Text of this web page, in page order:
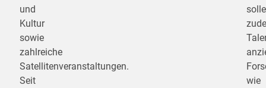
und
Kultur
sowie
zahlreiche
Satellitenveranstaltungen.
Seit
solle
wie